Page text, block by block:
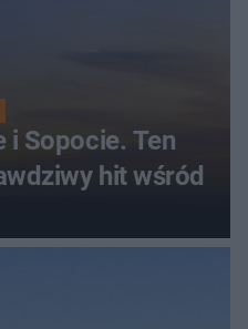
i Sopocie. Ten
hit wśród